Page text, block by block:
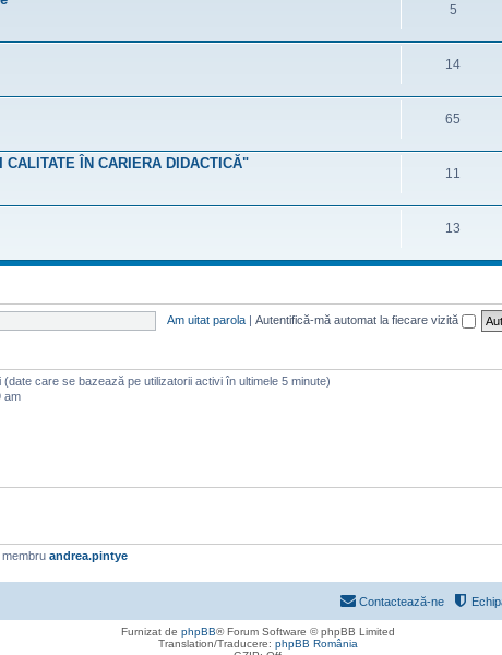
5
14
65
ÎN CARIERA DIDACTICĂ"
11
13
Am uitat parola | Autentifică-mă automat la fiecare vizită
care se bazează pe utilizatorii activi în ultimele 5 minute)
am
membru andrea.pintye
Contactează-ne
Furnizat de phpBB® Forum Software © phpBB Limited
Translation/Traducere: phpBB România